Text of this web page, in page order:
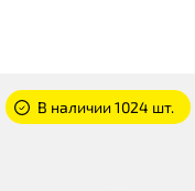
В наличии 1024 шт.